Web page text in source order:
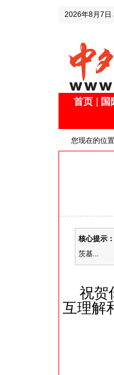
2026年8月7日
首页 国
您现在的位置
核心提示：
茨基...
祝贺
互理解
塔